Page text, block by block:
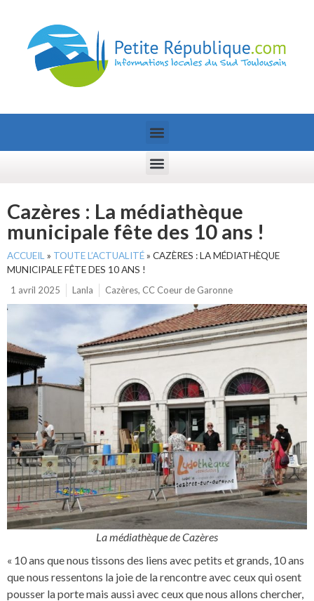
Cazères : La médiathèque
municipale fête des 10 ans !
ACCUEIL » TOUTE L’ACTUALITÉ» CAZÈRES : LA MÉDIATHÈQUE
MUNICIPALE FÊTE DES 10 ANS !
1 avril 2025
Lanla Cazères, CC Coeur de Garonne
La médiathèque de Cazères
« 10 ans que nous tissons des liens avec petits et grands, 10 ans
que nous ressentons la joie de la rencontre avec ceux qui osent
pousser la porte mais aussi avec ceux que nous allons chercher,